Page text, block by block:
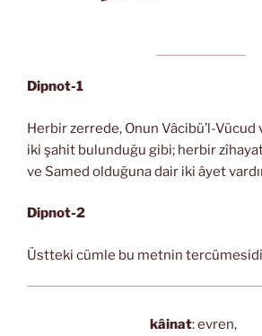
Dipnot-1
Herbir zerrede, Onun Vâcibü’l-Vücud
iki şahit bulunduğu gibi; herbir
ve Samed olduğuna dair iki âyet
Dipnot-2
Üstteki cümle bu metnin
kâinat: evren,